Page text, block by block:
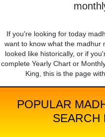
If you're looking for today
want to know what the madhur
looked like historically, or if
complete Yearly Chart or
King, this is the page
POPULAR
SEARCH